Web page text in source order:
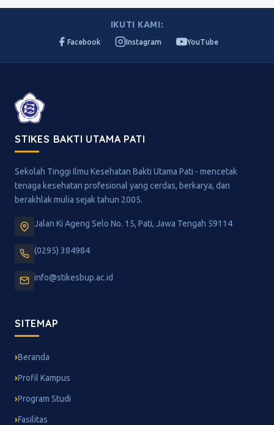
IKUTI KAMI:
Facebook Instagram YouTube
STIKES BAKTI UTAMA PATI
Sekolah Tinggi Ilmu Kesehatan Bakti Utama Pati - mencetak
tenaga kesehatan profesional yang cerdas, berkarya, dan
berakhlak mulia sejak tahun 2005.
Jalan Ki Ageng Selo No. 15, Pati, Jawa Tengah 59114
(0295) 384984
info@stikesbup.ac.id
SITEMAP
Beranda
Profil Kampus
Program Studi
Fasilitas